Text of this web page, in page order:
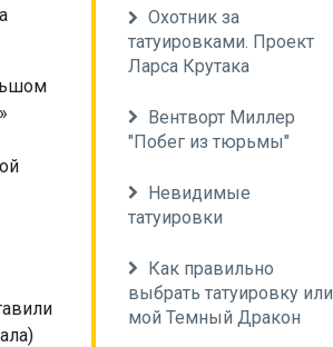
Охотник за
татуировками. Проект
Ларса Крутака
Вентворт Миллер
"Побег из тюрьмы"
Невидимые
татуировки
Как правильно
выбрать татуировку или
мой Темный Дракон